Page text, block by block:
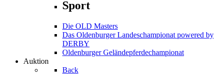
Sport
Die OLD Masters
Das Oldenburger Landeschampionat powered by
DERBY
Oldenburger Geländepferde­championat
Auktion
Back